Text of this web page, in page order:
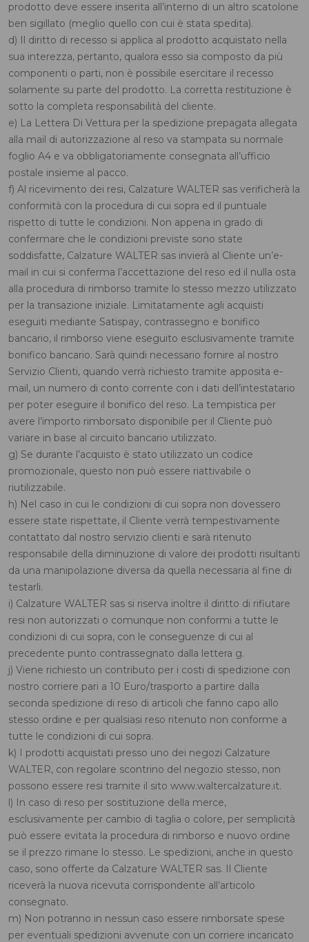
prodotto deve essere inserita all’interno di un altro scatolone
ben sigillato (meglio quello con cui è stata spedita).
d) Il diritto di recesso si applica al prodotto acquistato nella
sua interezza, pertanto, qualora esso sia composto da più
componenti o parti, non è possibile esercitare il recesso
solamente su parte del prodotto. La corretta restituzione è
sotto la completa responsabilità del cliente.
e) La Lettera Di Vettura per la spedizione prepagata allegata
alla mail di autorizzazione al reso va stampata su normale
foglio A4 e va obbligatoriamente consegnata all’ufficio
postale insieme al pacco.
f) Al ricevimento dei resi, Calzature WALTER sas verificherà la
conformità con la procedura di cui sopra ed il puntuale
rispetto di tutte le condizioni. Non appena in grado di
confermare che le condizioni previste sono state
soddisfatte, Calzature WALTER sas invierà al Cliente un’e-
mail in cui si conferma l’accettazione del reso ed il nulla osta
alla procedura di rimborso tramite lo stesso mezzo utilizzato
per la transazione iniziale. Limitatamente agli acquisti
eseguiti mediante Satispay, contrassegno e bonifico
bancario, il rimborso viene eseguito esclusivamente tramite
bonifico bancario. Sarà quindi necessario fornire al nostro
Servizio Clienti, quando verrà richiesto tramite apposita e-
mail, un numero di conto corrente con i dati dell’intestatario
per poter eseguire il bonifico del reso. La tempistica per
avere l’importo rimborsato disponibile per il Cliente può
variare in base al circuito bancario utilizzato.
g) Se durante l’acquisto è stato utilizzato un codice
promozionale, questo non può essere riattivabile o
riutilizzabile.
h) Nel caso in cui le condizioni di cui sopra non dovessero
essere state rispettate, il Cliente verrà tempestivamente
contattato dal nostro servizio clienti e sarà ritenuto
responsabile della diminuzione di valore dei prodotti risultanti
da una manipolazione diversa da quella necessaria al fine di
testarli.
i) Calzature WALTER sas si riserva inoltre il diritto di rifiutare
resi non autorizzati o comunque non conformi a tutte le
condizioni di cui sopra, con le conseguenze di cui al
precedente punto contrassegnato dalla lettera g.
j) Viene richiesto un contributo per i costi di spedizione con
nostro corriere pari a 10 Euro/trasporto a partire dalla
seconda spedizione di reso di articoli che fanno capo allo
stesso ordine e per qualsiasi reso ritenuto non conforme a
tutte le condizioni di cui sopra.
k) I prodotti acquistati presso uno dei negozi Calzature
WALTER, con regolare scontrino del negozio stesso, non
possono essere resi tramite il sito www.waltercalzature.it.
l) In caso di reso per sostituzione della merce,
esclusivamente per cambio di taglia o colore, per semplicità
può essere evitata la procedura di rimborso e nuovo ordine
se il prezzo rimane lo stesso. Le spedizioni, anche in questo
caso, sono offerte da Calzature WALTER sas. Il Cliente
riceverà la nuova ricevuta corrispondente all’articolo
consegnato.
m) Non potranno in nessun caso essere rimborsate spese
per eventuali spedizioni avvenute con un corriere incaricato